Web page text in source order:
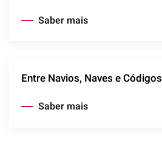
Saber mais
Entre Navios, Naves e Códigos
Saber mais